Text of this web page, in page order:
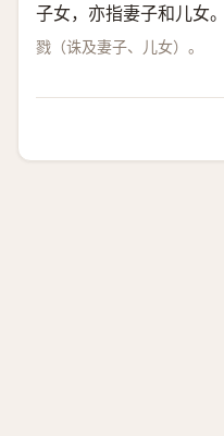
子女，亦指妻子和儿女。
戮（诛及妻子、儿女）。